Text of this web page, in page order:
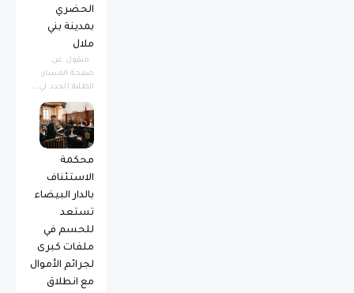
الحضري
بمدينة بني
ملال
منقول عن
صفحة المسار:
الطلبة الجدد لي...
محكمة
الاستئناف
بالدار البيضاء
تستعد
للحسم في
ملفات كبرى
لجرائم الأموال
مع انطلاق